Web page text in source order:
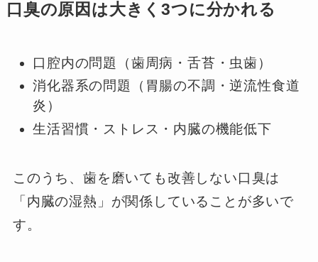
口臭の原因は大きく3つに分かれる
口腔内の問題（歯周病・舌苔・虫歯）
消化器系の問題（胃腸の不調・逆流性食道
炎）
生活習慣・ストレス・内臓の機能低下
このうち、歯を磨いても改善しない口臭は
「内臓の湿熱」が関係していることが多いで
す。